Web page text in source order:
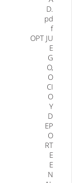
D.
pd
f
OPT JU
E
G
O,
O
CI
O
Y
D
EP
O
RT
E
E
N